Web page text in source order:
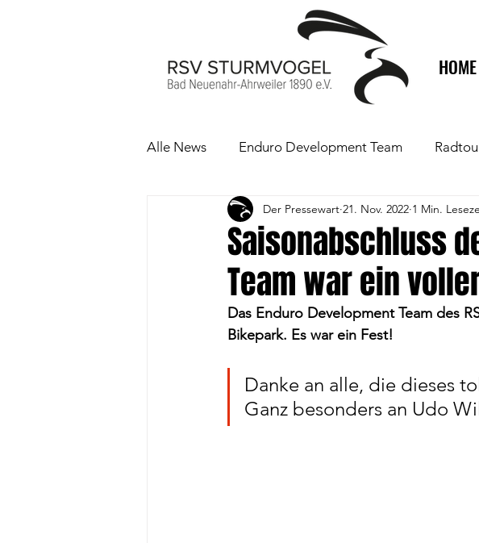
HOME
Alle News Enduro Development Team
Hauptberichte Highlights Rennrad
Saisonabschluss
Team war ein
Der Pressewart 21. Nov. 2022 1 Min.
Das Enduro Development Team des
Bikepark. Es war ein Fest!
Danke an alle, die dieses
Ganz besonders an Udo